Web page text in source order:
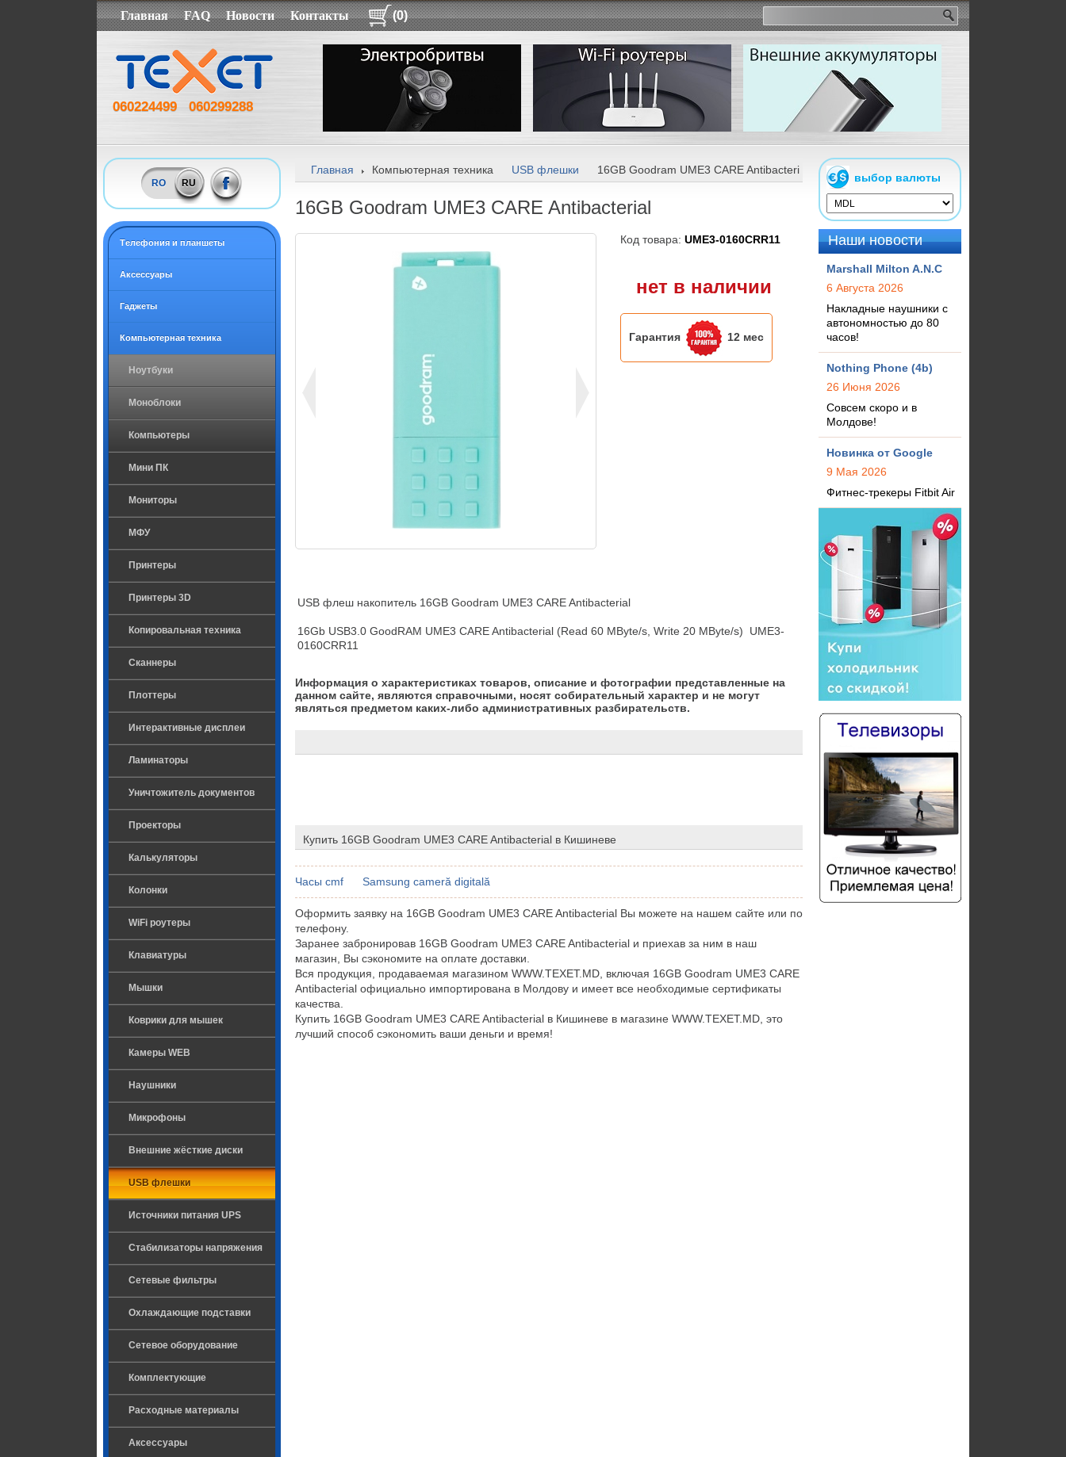
Главная FAQ Новости Контакты (0)
060224499 060299288
RO RU
Tелефония и планшеты
Аксессуары
Гаджеты
Компьютерная техника
Ноутбуки
Моноблоки
Компьютеры
Мини ПК
Мониторы
МФУ
Принтеры
Принтеры 3D
Копировальная техника
Сканнеры
Плоттеры
Интерактивные дисплеи
Ламинаторы
Уничтожитель документов
Проекторы
Калькуляторы
Колонки
WiFi роутеры
Клавиатуры
Мышки
Коврики для мышек
Камеры WEB
Наушники
Микрофоны
Внешние жёсткие диски
USB флешки
Источники питания UPS
Стабилизаторы напряжения
Сетевые фильтры
Охлаждающие подставки
Сетевое оборудование
Комплектующие
Расходные материалы
Аксессуары
Главная Компьютерная техника USB флешки 16GB Goodram UME3 CARE Antibacterial
16GB Goodram UME3 CARE Antibacterial
Код товара: UME3-0160CRR11
нет в наличии
Гарантия 12 мес
USB флеш накопитель 16GB Goodram UME3 CARE Antibacterial
16Gb USB3.0 GoodRAM UME3 CARE Antibacterial (Read 60 MByte/s, Write 20 MByte/s)  UME3-
0160CRR11
Информация о характеристиках товаров, описание и фотографии представленные на
данном сайте, являются справочными, носят собирательный характер и не могут
являться предметом каких-либо административных разбирательств.
Купить 16GB Goodram UME3 CARE Antibacterial в Кишиневе
Часы cmf Samsung cameră digitală
Оформить заявку на 16GB Goodram UME3 CARE Antibacterial Вы можете на нашем сайте или по
телефону.
Заранее забронировав 16GB Goodram UME3 CARE Antibacterial и приехав за ним в наш
магазин, Вы сэкономите на оплате доставки.
Вся продукция, продаваемая магазином WWW.TEXET.MD, включая 16GB Goodram UME3 CARE
Antibacterial официально импортирована в Молдову и имеет все необходимые сертификаты
качества.
Купить 16GB Goodram UME3 CARE Antibacterial в Кишиневе в магазине WWW.TEXET.MD, это
лучший способ сэкономить ваши деньги и время!
выбор валюты
Наши новости
Marshall Milton A.N.C
6 Августа 2026
Накладные наушники с
автономностью до 80
часов!
Nothing Phone (4b)
26 Июня 2026
Совсем скоро и в
Молдове!
Новинка от Google
9 Мая 2026
Фитнес-трекеры Fitbit Air